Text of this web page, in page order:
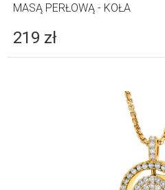
MASĄ PERŁOWĄ - KOŁA
219 zł